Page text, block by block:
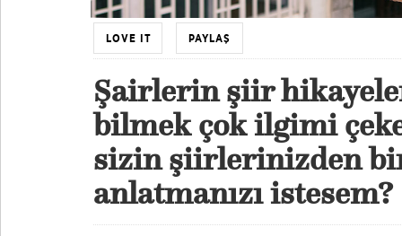
LOVE IT PAYLAŞ
Şairlerin şiir
bilmek çok ilgimi
sizin şiirlerinizden
anlatmanızı istesem?